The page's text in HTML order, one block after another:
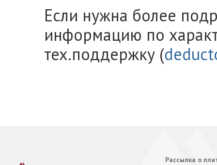
Если нужна более
информацию по
тех.поддержку (
Рассылка о